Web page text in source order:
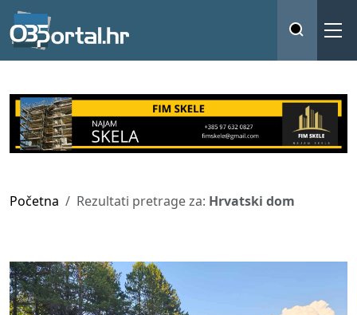
Početna Rezultati pretrage za: Hrvatski dom